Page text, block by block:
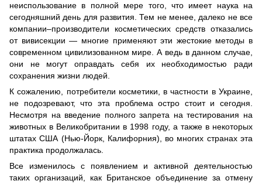
неиспользование в полной мере того, что имеет наука на
сегодняшний день для развития. Тем не менее, далеко не все
компании–производители косметических средств отказались
от вивисекции — многие применяют эти жестокие методы в
современном цивилизованном мире. А ведь в данном случае,
они не могут оправдать себя их необходимостью ради
сохранения жизни людей.
К сожалению, потребители косметики, в частности в Украине,
не подозревают, что эта проблема остро стоит и сегодня.
Несмотря на введение полного запрета на тестирования на
животных в Великобритании в 1998 году, а также в некоторых
штатах США (Нью-Йорк, Калифорния), во многих странах эта
практика продолжалась.
Все изменилось с появлением и активной деятельностью
таких организаций, как Британское объединение за отмену